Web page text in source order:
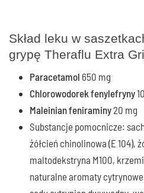
Skład leku w
grypę Theraflu Extra
Paracetamol 650 mg
Chlorowodorek fenylefryny
Maleinian feniraminy20 mg
Substancje pomocnicze:
żółcień chinolinowa (E 104),
maltodekstryna M100,
naturalne aromaty